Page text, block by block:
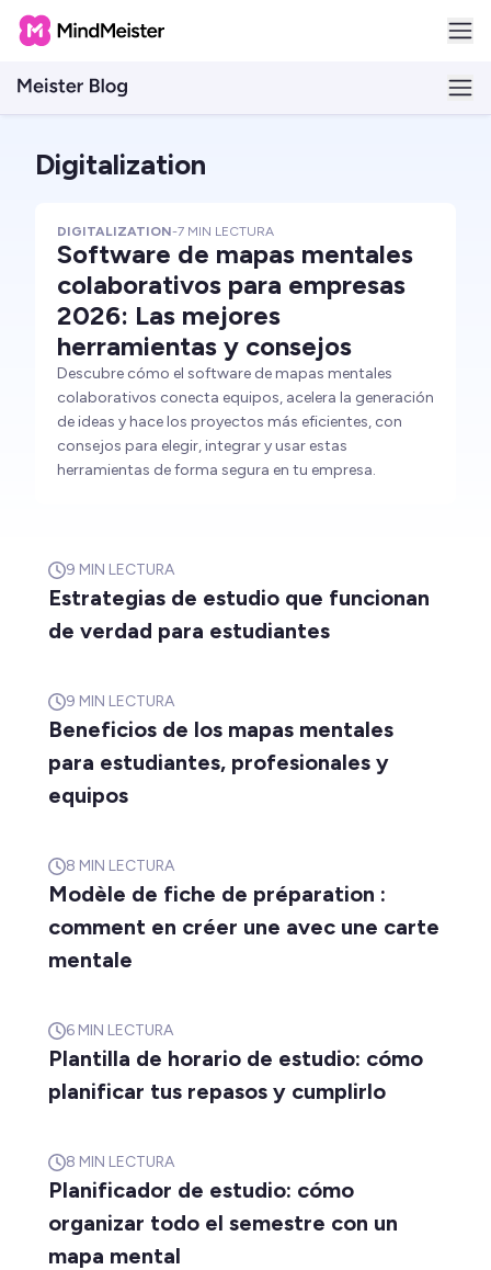
Digitalization
DIGITALIZATION-7 MIN LECTURA
Software de mapas mentales
colaborativos para empresas
2026: Las mejores
herramientas y consejos
Descubre cómo el software de mapas mentales
colaborativos conecta equipos, acelera la generación
de ideas y hace los proyectos más eficientes, con
consejos para elegir, integrar y usar estas
herramientas de forma segura en tu empresa.
9 MIN LECTURA
Estrategias de estudio que funcionan
de verdad para estudiantes
9 MIN LECTURA
Beneficios de los mapas mentales
para estudiantes, profesionales y
equipos
8 MIN LECTURA
Modèle de fiche de préparation :
comment en créer une avec une carte
mentale
6 MIN LECTURA
Plantilla de horario de estudio: cómo
planificar tus repasos y cumplirlo
8 MIN LECTURA
Planificador de estudio: cómo
organizar todo el semestre con un
mapa mental